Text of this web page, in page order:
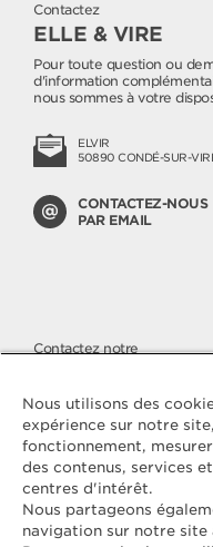
Contactez
ELLE & VIRE
Pour toute question ou
d'information
nous sommes à votre
ELVIR
50890 CONDÉ-SUR-
CONTACTEZ-NOUS
PAR EMAIL
Contactez notre
Nous apportons une
toute particulière à la
nos produits, malgré cela si
avez des questions ou une
réclamation à nous faire
vous pouvez nous joindre sur
notre numéro cristal.
Nous utilisons des
expérience sur notre
fonctionnement,
des contenus, services
centres d'intérêt.
Nous partageons
navigation sur notre site